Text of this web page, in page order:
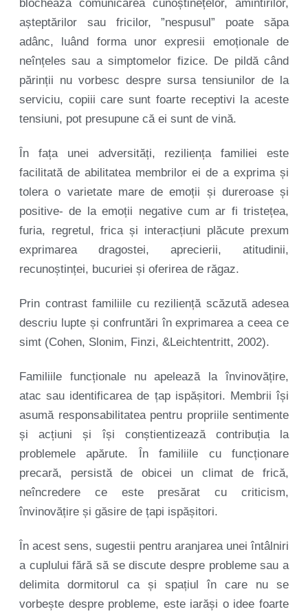
blochează comunicarea cunoștinețelor, amintirilor,
așteptărilor sau fricilor, ”nespusul” poate săpa
adânc, luând forma unor expresii emoționale de
neînțeles sau a simptomelor fizice. De pildă când
părinții nu vorbesc despre sursa tensiunilor de la
serviciu, copiii care sunt foarte receptivi la aceste
tensiuni, pot presupune că ei sunt de vină.
În fața unei adversități, reziliența familiei este
facilitată de abilitatea membrilor ei de a exprima și
tolera o varietate mare de emoții și dureroase și
positive- de la emoții negative cum ar fi tristețea,
furia, regretul, frica și interacțiuni plăcute prexum
exprimarea dragostei, aprecierii, atitudinii,
recunoștinței, bucuriei și oferirea de răgaz.
Prin contrast familiile cu reziliență scăzută adesea
descriu lupte și confruntări în exprimarea a ceea ce
simt (Cohen, Slonim, Finzi, &Leichtentritt, 2002).
Familiile funcționale nu apelează la învinovățire,
atac sau identificarea de țap ispășitori. Membrii își
asumă responsabilitatea pentru propriile sentimente
și acțiuni și își conștientizează contribuția la
problemele apărute. În familiile cu funcționare
precară, persistă de obicei un climat de frică,
neîncredere ce este presărat cu criticism,
învinovățire și găsire de țapi ispășitori.
În acest sens, sugestii pentru aranjarea unei întâlniri
a cuplului fără să se discute despre probleme sau a
delimita dormitorul ca și spațiul în care nu se
vorbește despre probleme, este iarăși o idee foarte